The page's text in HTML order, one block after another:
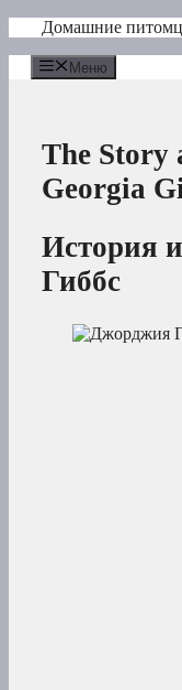
Перейти
содержимому
Домашние
Меню
The Story
Georgia
История
Гиббс